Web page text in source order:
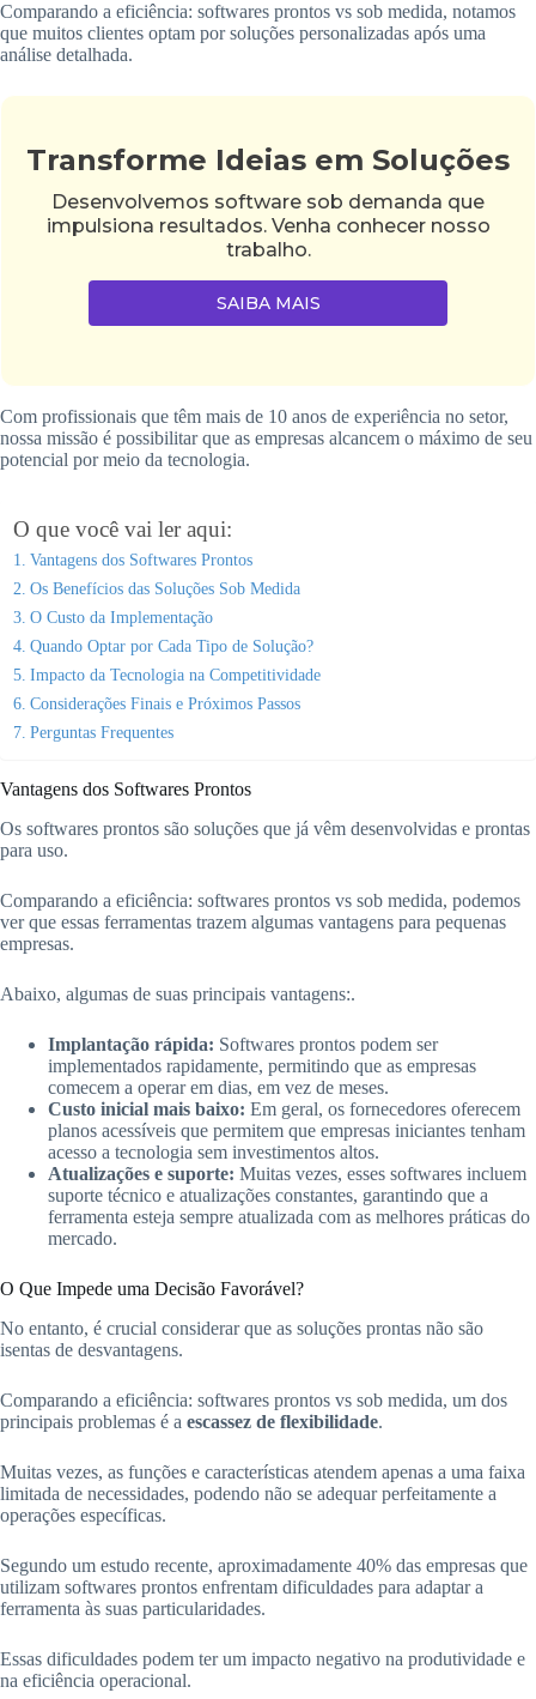
Comparando a eficiência: softwares prontos vs sob medida, notamos
que muitos clientes optam por soluções personalizadas após uma
análise detalhada.
Transforme Ideias em Soluções
Desenvolvemos software sob demanda que
impulsiona resultados. Venha conhecer nosso
trabalho.
SAIBA MAIS
Com profissionais que têm mais de 10 anos de experiência no setor,
nossa missão é possibilitar que as empresas alcancem o máximo de seu
potencial por meio da tecnologia.
O que você vai ler aqui:
Vantagens dos Softwares Prontos
Os Benefícios das Soluções Sob Medida
O Custo da Implementação
Quando Optar por Cada Tipo de Solução?
Impacto da Tecnologia na Competitividade
Considerações Finais e Próximos Passos
Perguntas Frequentes
Vantagens dos Softwares Prontos
Os softwares prontos são soluções que já vêm desenvolvidas e prontas
para uso.
Comparando a eficiência: softwares prontos vs sob medida, podemos
ver que essas ferramentas trazem algumas vantagens para pequenas
empresas.
Abaixo, algumas de suas principais vantagens:.
Implantação rápida: Softwares prontos podem ser
implementados rapidamente, permitindo que as empresas
comecem a operar em dias, em vez de meses.
Custo inicial mais baixo: Em geral, os fornecedores oferecem
planos acessíveis que permitem que empresas iniciantes tenham
acesso a tecnologia sem investimentos altos.
Atualizações e suporte: Muitas vezes, esses softwares incluem
suporte técnico e atualizações constantes, garantindo que a
ferramenta esteja sempre atualizada com as melhores práticas do
mercado.
O Que Impede uma Decisão Favorável?
No entanto, é crucial considerar que as soluções prontas não são
isentas de desvantagens.
Comparando a eficiência: softwares prontos vs sob medida, um dos
principais problemas é a escassez de flexibilidade.
Muitas vezes, as funções e características atendem apenas a uma faixa
limitada de necessidades, podendo não se adequar perfeitamente a
operações específicas.
Segundo um estudo recente, aproximadamente 40% das empresas que
utilizam softwares prontos enfrentam dificuldades para adaptar a
ferramenta às suas particularidades.
Essas dificuldades podem ter um impacto negativo na produtividade e
na eficiência operacional.